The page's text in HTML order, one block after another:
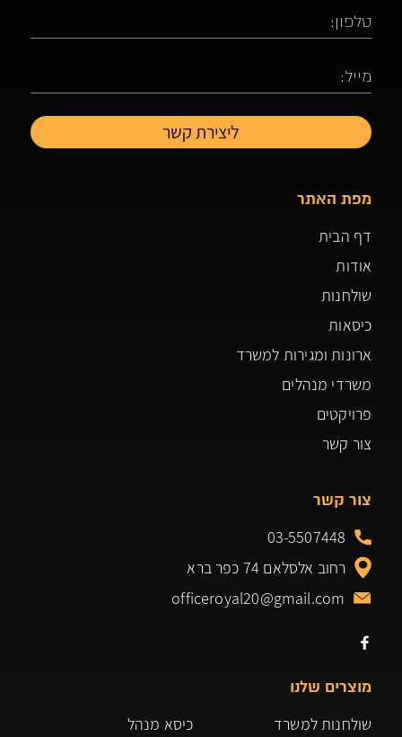
מפת האתר
דף הבית
אודות
שולחנות
כיסאות
ארונות ומגירות למשרד
משרדי מנהלים
פרויקטים
צור קשר
מוצרים שלנו
שולחנות למשרד
כיסא מנהל
צור קשר
03-5507448
רחוב אלסלאם 74 כפר ברא
officeroyal20@gmail.com